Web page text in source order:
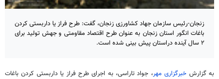
زنجان-رئیس سازمان جهاد کشاورزی زنجان، گفت: طرح فراز یا داربستی کردن
باغات انگور استان زنجان به عنوان طرح اقتصاد مقاومتی و جهش تولید برای
۲ سال آینده دراستان پیش بینی شده است.
به گزارش خبرگزاری مهر، جواد تاراسی، به اجرای طرح فراز یا داربستی کردن باغات